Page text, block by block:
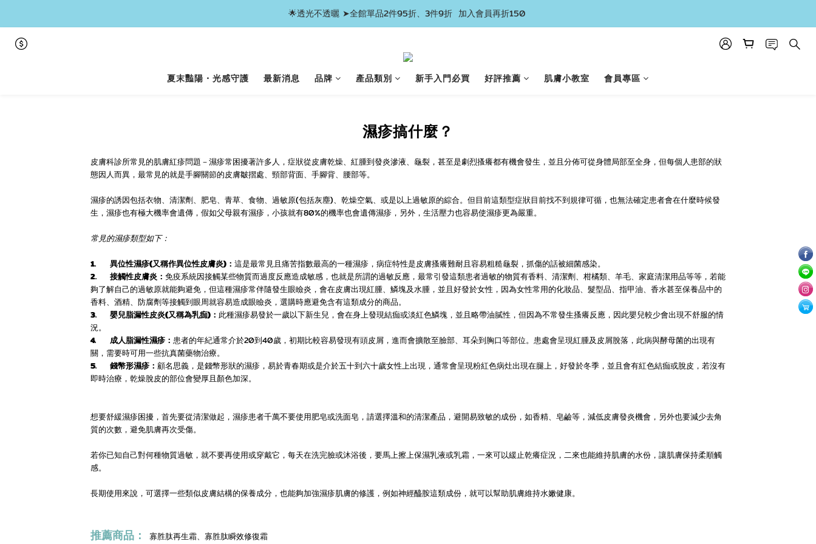
🌟透光不透曬 ➤全館單品2件95折、3件9折  加入會員再折150
夏末豔陽・光感守護 最新消息 品牌 產品類別 新手入門必買 好評推薦 肌膚小教室 會員專區
濕疹搞什麼？
皮膚科診所常見的肌膚紅疹問題－濕疹常困擾著許多人，症狀從皮膚乾燥、紅腫到發炎滲液、龜裂，甚至是劇烈搔癢都有機會發生，並且分佈可從身體局部至全身，但每個人患部的狀
態因人而異，最常見的就是手腳關節的皮膚皺摺處、頸部背面、手腳背、腰部等。
濕疹的誘因包括衣物、清潔劑、肥皂、青草、食物、過敏原(包括灰塵)、乾燥空氣、或是以上過敏原的綜合。但目前這類型症狀目前找不到規律可循，也無法確定患者會在什麼時候發
生，濕疹也有極大機率會遺傳，假如父母親有濕疹，小孩就有80%的機率也會遺傳濕疹，另外，生活壓力也容易使濕疹更為嚴重。
常見的濕疹類型如下：
1. 異位性濕疹(又稱作異位性皮膚炎)： 這是最常見且痛苦指數最高的一種濕疹，病症特性是皮膚搔癢難耐且容易粗糙龜裂，抓傷的話被細菌感染。
2.
接觸性皮膚炎： 免疫系統因接觸某些物質而過度反應造成敏感，也就是所謂的過敏反應，最常引發這類患者過敏的物質有香料、清潔劑、柑橘類、羊毛、家庭清潔用品等等，若能
夠了解自己的過敏原就能夠避免，但這種濕疹常伴隨發生眼瞼炎，會在皮膚出現紅腫、鱗塊及水腫，並且好發於女性，因為女性常用的化妝品、髮型品、指甲油、香水甚至保養品中的
香料、酒精、防腐劑等接觸到眼周就容易造成眼瞼炎，選購時應避免含有這類成分的商品。
3.
嬰兒脂漏性皮炎(又稱為乳痂)： 此種濕疹易發於一歲以下新生兒，會在身上發現結痂或淡紅色鱗塊，並且略帶油膩性，但因為不常發生搔癢反應，因此嬰兒較少會出現不舒服的情
況。
4.
成人脂漏性濕疹： 患者的年紀通常介於20到40歲，初期比較容易發現有頭皮屑，進而會擴散至臉部、耳朵到胸口等部位。患處會呈現紅腫及皮屑脫落，此病與酵母菌的出現有
關，需要時可用一些抗真菌藥物治療。
5.
錢幣形濕疹： 顧名思義，是錢幣形狀的濕疹，易於青春期或是介於五十到六十歲女性上出現，通常會呈現粉紅色病灶出現在腿上，好發於冬季，並且會有紅色結痂或脫皮，若沒有
即時治療，乾燥脫皮的部位會變厚且顏色加深。
想要舒緩濕疹困擾，首先要從清潔做起，濕疹患者千萬不要使用肥皂或洗面皂，請選擇溫和的清潔產品，避開易致敏的成份，如香精、皂鹼等，減低皮膚發炎機會，另外也要減少去角
質的次數，避免肌膚再次受傷。
若你已知自己對何種物質過敏，就不要再使用或穿戴它，每天在洗完臉或沐浴後，要馬上擦上保濕乳液或乳霜，一來可以緩止乾癢症況，二來也能維持肌膚的水份，讓肌膚保持柔順觸
感。
長期使用來說，可選擇一些類似皮膚結構的保養成分，也能夠加強濕疹肌膚的修護，例如神經醯胺這類成份，就可以幫助肌膚維持水嫩健康。
推薦商品： 寡胜肽再生霜、 寡胜肽瞬效修復霜